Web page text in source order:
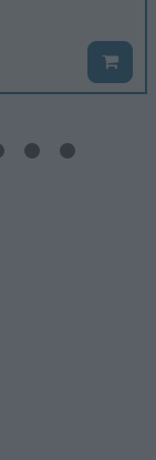
Lisää